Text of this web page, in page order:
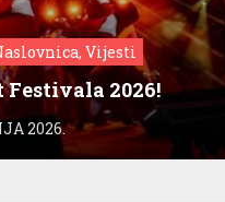
Vijesti
Festivala 2026!
2026.